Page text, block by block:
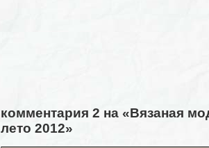
комментария 2 на «Вязаная
лето 2012»